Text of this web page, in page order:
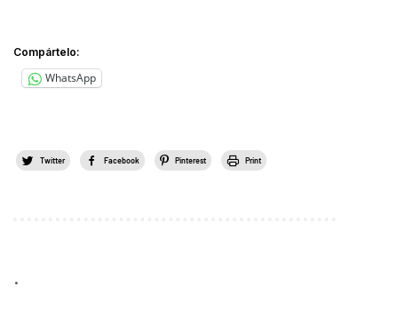
Compártelo:
WhatsApp
Twitter Facebook Pinterest Print
.